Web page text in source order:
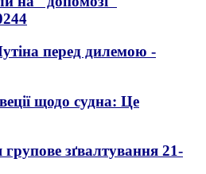
перед дилемою -
щодо судна: Це
зґвалтування 21-